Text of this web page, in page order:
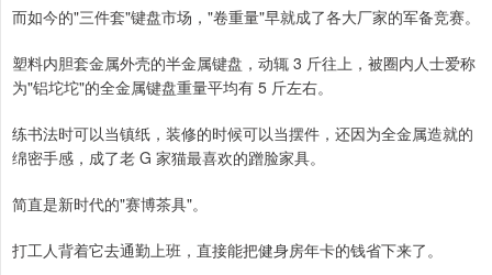
而如今的"三件套"键盘市场，"卷重量"早就成了各大厂家的军备竞赛。
塑料内胆套金属外壳的半金属键盘，动辄 3 斤往上，被圈内人士爱称
为"铝坨坨"的全金属键盘重量平均有 5 斤左右。
练书法时可以当镇纸，装修的时候可以当摆件，还因为全金属造就的
绵密手感，成了老 G 家猫最喜欢的蹭脸家具。
简直是新时代的"赛博茶具"。
打工人背着它去通勤上班，直接能把健身房年卡的钱省下来了。